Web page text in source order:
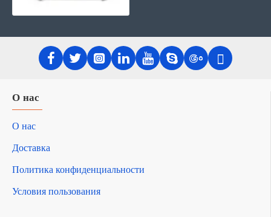
О нас
О нас
Доставка
Политика конфиденциальности
Условия пользования